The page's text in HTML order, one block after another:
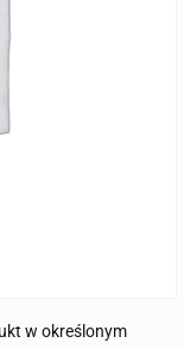
w określonym